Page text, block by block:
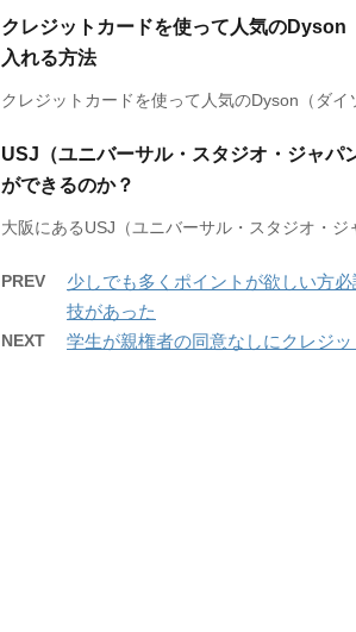
クレジットカードを使って人気のDyson
入れる方法
クレジットカードを使って人気のDyson（ダイ
USJ（ユニバーサル・スタジオ・ジャパ
ができるのか？
大阪にあるUSJ（ユニバーサル・スタジオ・ジ
PREV
少しでも多くポイントが欲しい方
技があった
NEXT 学生が親権者の同意なしにクレジ